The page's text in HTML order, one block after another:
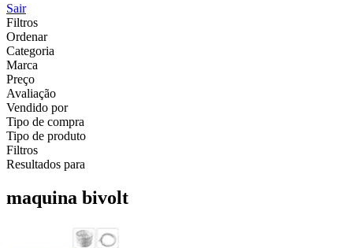
Sair
Filtros
Ordenar
Categoria
Marca
Preço
Avaliação
Vendido por
Tipo de compra
Tipo de produto
Filtros
Resultados para
maquina bivolt